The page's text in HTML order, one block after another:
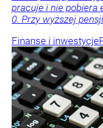
pracuje i nie pobiera
0. Przy wyższej
Finanse i inwestycje